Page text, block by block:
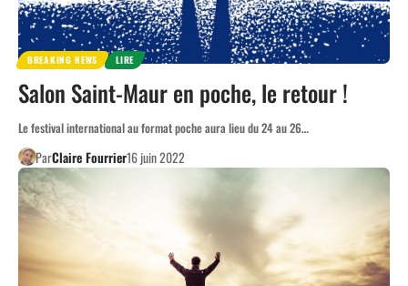
BREAKING NEWS LIRE
Salon Saint-Maur en poche, le retour !
Le festival international au format poche aura lieu du 24 au 26…
ParClaire Fourrier16 juin 2022